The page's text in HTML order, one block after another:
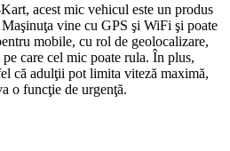
acest mic vehicul este un produs
vine cu GPS şi WiFi şi poate
mobile, cu rol de geolocalizare,
care cel mic poate rula. În plus,
că adulţii pot limita viteză maximă,
o funcţie de urgenţă.